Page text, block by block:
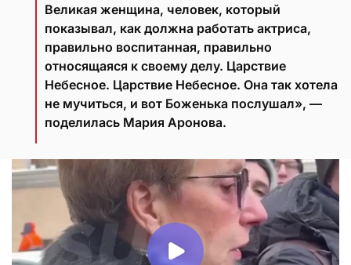
Великая женщина, человек, который
показывал, как должна работать актриса,
правильно воспитанная, правильно
относящаяся к своему делу. Царствие
Небесное. Царствие Небесное. Она так хотела
не мучиться, и вот Боженька послушал», —
поделилась Мария Аронова.